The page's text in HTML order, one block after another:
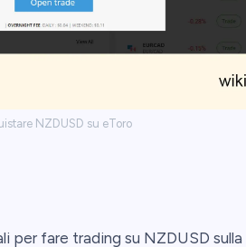
NZDUSD su eToro
per fare trading su NZDUSD